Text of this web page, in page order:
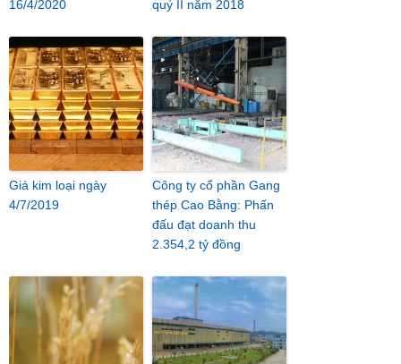
16/4/2020
quý II năm 2018
Giá kim loại ngày
4/7/2019
Công ty cổ phần Gang
thép Cao Bằng: Phấn
đấu đạt doanh thu
2.354,2 tỷ đồng